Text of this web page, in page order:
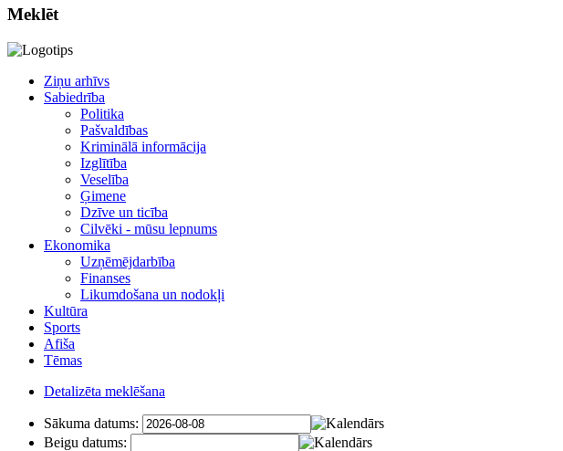
Meklēt
Ziņu arhīvs
Sabiedrība
Politika
Pašvaldības
Kriminālā informācija
Izglītība
Veselība
Ģimene
Dzīve un ticība
Cilvēki - mūsu lepnums
Ekonomika
Uzņēmējdarbība
Finanses
Likumdošana un nodokļi
Kultūra
Sports
Afiša
Tēmas
Detalizēta meklēšana
Sākuma datums:
Beigu datums: